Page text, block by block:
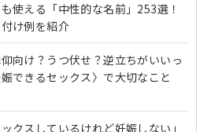
使える「中性的な名前」253選！
け例を紹介
向け？うつ伏せ？逆立ちがいいっ
できるセックス〉で大切なこと
ックスしているけれど妊娠しない」